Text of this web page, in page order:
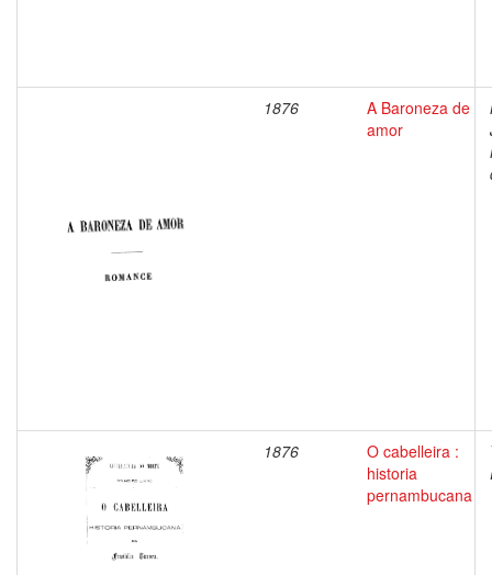
1876
A Baroneza de
amor
1876
O cabelleira :
historia
pernambucana